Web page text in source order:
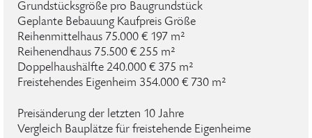
Grundstücksgröße pro Baugrundstück
Geplante Bebauung Kaufpreis Größe
Reihenmittelhaus 75.000 € 197 m²
Reihenendhaus 75.500 € 255 m²
Doppelhaushälfte 240.000 € 375 m²
Freistehendes Eigenheim 354.000 € 730 m²
Preisänderung der letzten 10 Jahre
Vergleich Bauplätze für freistehende Eigenheime